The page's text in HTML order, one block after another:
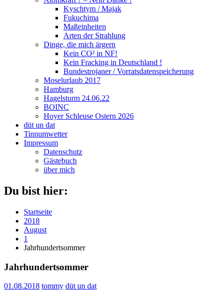
Kyschtym / Majak
Fukuchima
Maßeinheiten
Arten der Strahlung
Dinge, die mich ärgern
Kein CO² in NF!
Kein Fracking in Deutschland !
Bundestrojaner / Vorratsdatenspeicherung
Moselurlaub 2017
Hamburg
Hagelsturm 24.06.22
BOINC
Hoyer Schleuse Ostern 2026
düt un dat
Tinnumwetter
Impressum
Datenschutz
Gästebuch
über mich
Du bist hier:
Startseite
2018
August
1
Jahrhundertsommer
Jahrhundertsommer
01.08.2018 tommy düt un dat